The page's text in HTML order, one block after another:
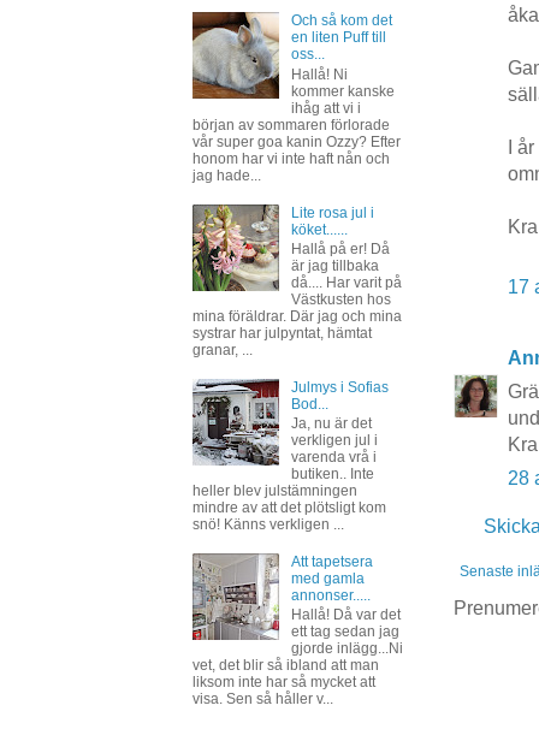
I
17
28
Senaste
Och så kom det
en liten Puff till
oss...
Hallå! Ni
kommer kanske
ihåg att vi i
början av sommaren förlorade
vår super goa kanin Ozzy? Efter
honom har vi inte haft nån och
jag hade...
Lite rosa jul i
köket......
Hallå på er! Då
är jag tillbaka
då.... Har varit på
Västkusten hos
mina föräldrar. Där jag och mina
systrar har julpyntat, hämtat
granar, ...
Julmys i Sofias
Bod...
Ja, nu är det
verkligen jul i
varenda vrå i
butiken.. Inte
heller blev julstämningen
mindre av att det plötsligt kom
snö! Känns verkligen ...
Att tapetsera
med gamla
annonser.....
Hallå! Då var det
ett tag sedan jag
gjorde inlägg...Ni
vet, det blir så ibland att man
liksom inte har så mycket att
visa. Sen så håller v...